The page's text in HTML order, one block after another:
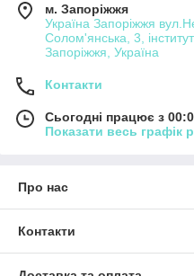
м. Запоріжжя
Україна Запоріжжя
Солом'янська, 3,
Запоріжжя, Україна
Контакти
Сьогодні працює з
Показати весь графік
Про нас
Контакти